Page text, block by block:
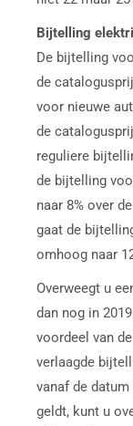
Bijtelling
De bijtelling
de
voor nieuwe
de
reguliere
de bijtelling
naar 8% over
gaat de
omhoog naar
Overweegt u
dan nog in
voordeel van
verlaagde
vanaf de
geldt, kunt u